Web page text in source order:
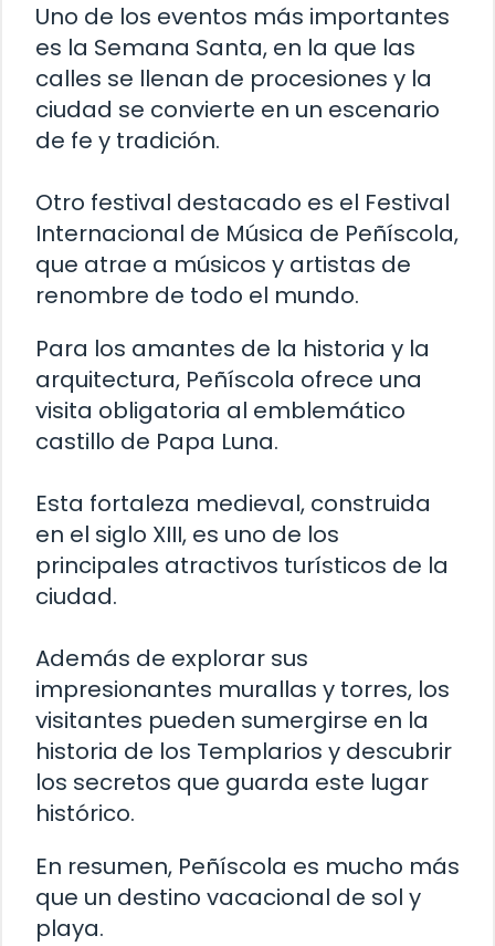
Uno de los eventos más importantes
es la Semana Santa, en la que las
calles se llenan de procesiones y la
ciudad se convierte en un escenario
de fe y tradición.
Otro festival destacado es el Festival
Internacional de Música de Peñíscola,
que atrae a músicos y artistas de
renombre de todo el mundo.
Para los amantes de la historia y la
arquitectura, Peñíscola ofrece una
visita obligatoria al emblemático
castillo de Papa Luna.
Esta fortaleza medieval, construida
en el siglo XIII, es uno de los
principales atractivos turísticos de la
ciudad.
Además de explorar sus
impresionantes murallas y torres, los
visitantes pueden sumergirse en la
historia de los Templarios y descubrir
los secretos que guarda este lugar
histórico.
En resumen, Peñíscola es mucho más
que un destino vacacional de sol y
playa.